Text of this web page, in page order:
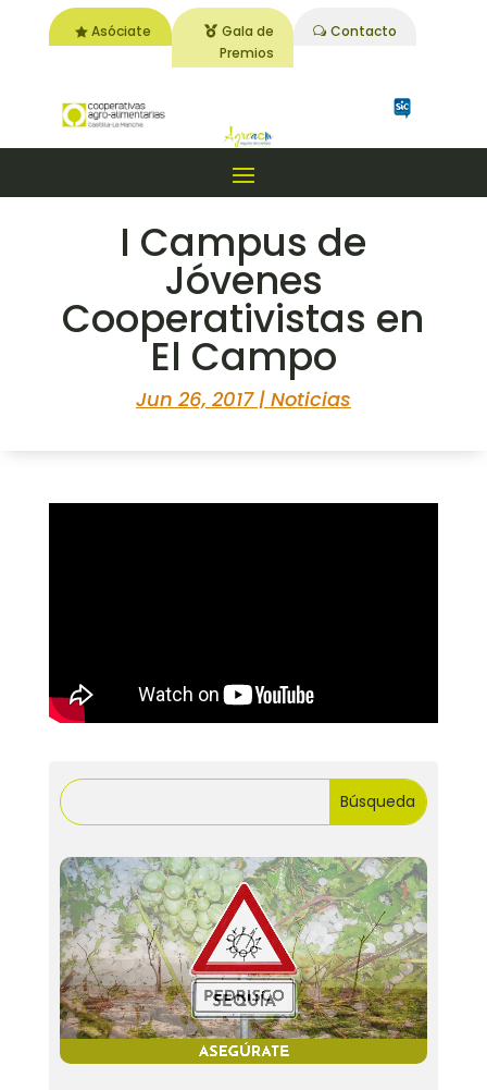
Asóciate
Gala de
Premios
Contacto
I Campus de
Jóvenes
Cooperativistas en
El Campo
Jun 26, 2017| Noticias